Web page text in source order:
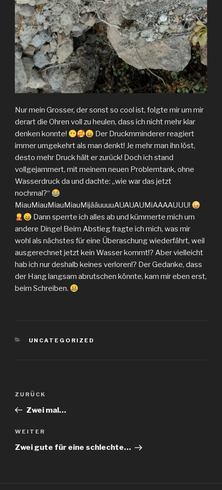
Nur mein Grosser, der sonst so cool ist, folgte mir um mir
derart die Ohren voll zu heulen, dass ich nicht mehr klar
denken konnte!
Der Druckmminderer reagiert
immer umgekehrt als man denkt! Je mehr man ihn löst,
desto mehr Druck hält er zurück! Doch ich stand
vollgejammert, mit meinem neuen Problemtank, ohne
Wasserdruck da und dachte: „wie war das jetzt
nochmal?“
MiauMiauMiauMiauMijääuuuuAUAUAUMiAAAAUUU!
Dann sperrte ich alles ab und kümmerte mich um
andere Dinge! Beim Abstieg fragte ich mich, was mir
wohl als nächstes für eine Überaschung wiederfährt, weil
ausgerechnet jetzt kein Wasser kommt!? Aber vielleicht
hab ich nur deshalb keines verloren!? Der Gedanke, dass
der Hang langsam abrutschen könnte, kam mir eben erst,
beim Schreiben.
KATEGORIEN
UNCATEGORIZED
Beitragsnavigation
Vorheriger
Beitrag
ZURÜCK
Zwei mal…
Nächster
Beitrag
WEITER
Zwei gute für eine schlechte…